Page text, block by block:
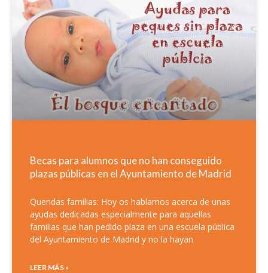
Becas para alumnos que no han conseguido
plazas públicas en el Ayuntamiento de Madrid
Queridas familias: Hoy os hablamos acerca de unas
ayudas dedicadas especialmente para aquellas
familias que han pedido plaza en una escuela pública
del Ayuntamiento de Madrid y no la hayan
LEER MÁS »